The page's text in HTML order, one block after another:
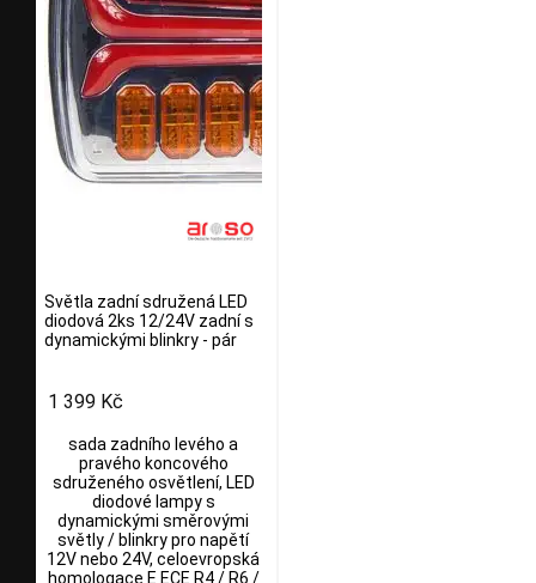
Světla zadní sdružená LED
diodová 2ks 12/24V zadní s
dynamickými blinkry - pár
1 399 Kč
sada zadního levého a
pravého koncového
sdruženého osvětlení, LED
diodové lampy s
dynamickými směrovými
světly / blinkry pro napětí
12V nebo 24V, celoevropská
homologace E ECE R4 / R6 /